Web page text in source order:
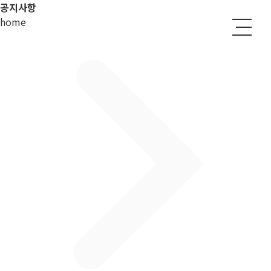
공지사항
home